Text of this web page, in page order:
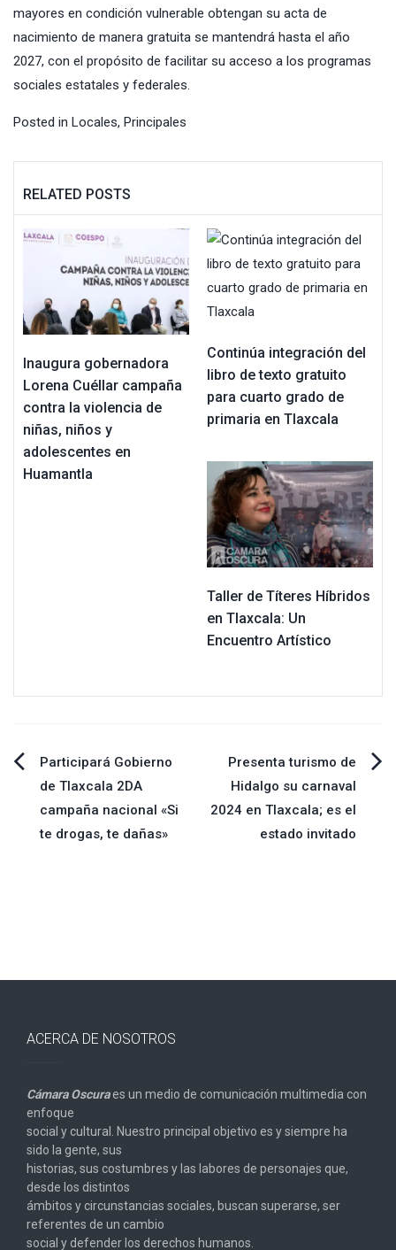
mayores en condición vulnerable obtengan su acta de
nacimiento de manera gratuita se mantendrá hasta el año
2027, con el propósito de facilitar su acceso a los programas
sociales estatales y federales.
Posted in Locales, Principales
RELATED POSTS
Inaugura gobernadora
Lorena Cuéllar campaña
contra la violencia de
niñas, niños y
adolescentes en
Huamantla
Continúa integración del
libro de texto gratuito
para cuarto grado de
primaria en Tlaxcala
Taller de Títeres Híbridos
en Tlaxcala: Un
Encuentro Artístico
Navegación
de
entradas
Participará Gobierno
de Tlaxcala 2DA
campaña nacional «Si
te drogas, te dañas»
Presenta turismo de
Hidalgo su carnaval
2024 en Tlaxcala; es el
estado invitado
ACERCA DE NOSOTROS
Cámara Oscuraes un medio de comunicación multimedia con
enfoque
social y cultural. Nuestro principal objetivo es y siempre ha
sido la gente, sus
historias, sus costumbres y las labores de personajes que,
desde los distintos
ámbitos y circunstancias sociales, buscan superarse, ser
referentes de un cambio
social y defender los derechos humanos.